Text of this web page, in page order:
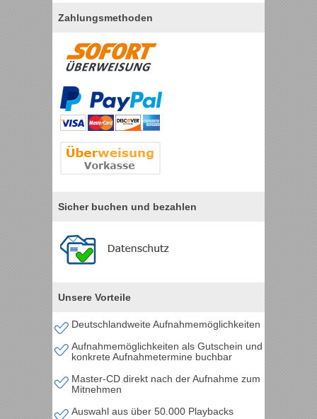
Zahlungsmethoden
Sicher buchen und bezahlen
Unsere Vorteile
Deutschlandweite Aufnahmemöglichkeiten
Aufnahmemöglichkeiten als Gutschein und
konkrete Aufnahmetermine buchbar
Master-CD direkt nach der Aufnahme zum
Mitnehmen
Auswahl aus über 50.000 Playbacks